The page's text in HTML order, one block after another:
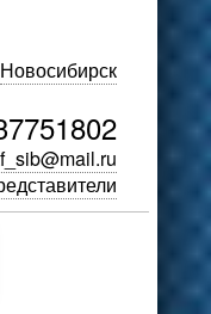
Новосибирск